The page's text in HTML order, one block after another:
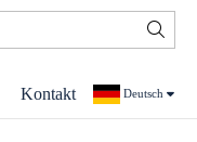
Kontakt Deutsch